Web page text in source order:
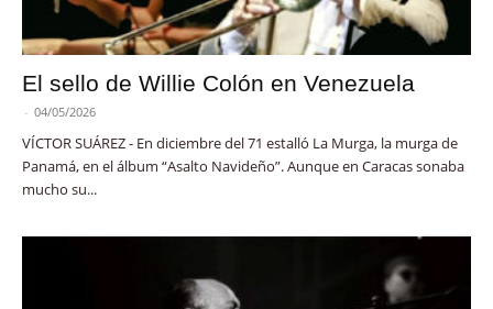
El sello de Willie Colón en Venezuela
- 04/05/2026
VÍCTOR SUÁREZ - En diciembre del 71 estalló La Murga, la murga de
Panamá, en el álbum “Asalto Navideño”. Aunque en Caracas sonaba
mucho su...